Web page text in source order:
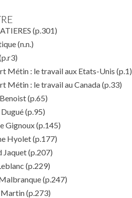
(p.301)
(n.n.)
Métin : le travail aux Etats-Unis (p.1)
Métin : le travail au Canada(p.33)
(p.65)
(p.95)
Gignoux(p.145)
Hyolet(p.177)
Jaquet(p.207)
(p.229)
(p.247)
Martin(p.273)